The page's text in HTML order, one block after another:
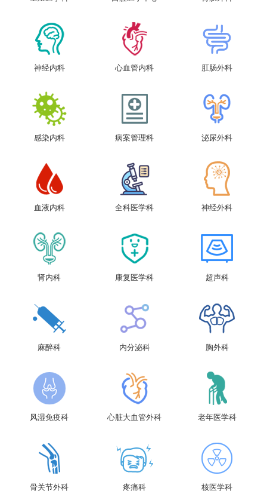
神经内科 心血管内科 肛肠外科
感染内科 病案管理科 泌尿外科
血液内科 全科医学科 神经外科
肾内科 康复医学科 超声科
麻醉科 内分泌科 胸外科
风湿免疫科 心脏大血管外科 老年医学科
骨关节外科 疼痛科 核医学科